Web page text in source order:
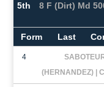
5th 8 F (Dirt) Md
Form Last
4
(HERNANDEZ) |